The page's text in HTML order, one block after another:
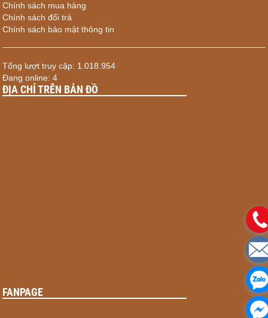
Chính sách mua hàng
Chính sách đổi trả
Chính sách bảo mật thông tin
Tổng lượt truy cập: 1.018.954
Đang online: 4
ĐỊA CHỈ TRÊN BẢN ĐỒ
FANPAGE